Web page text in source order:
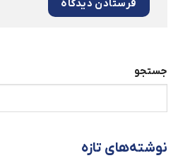
جستجو
نوشته‌های تازه